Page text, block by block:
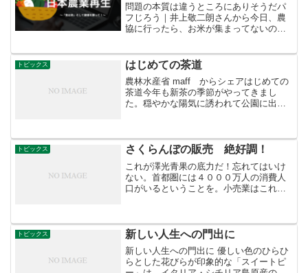
問題の本質は違うところにありそうだパ
フじろう｜井上敬二朗さんから今日、農
協に行ったら、お米が集まってないの
と思う🥺
トピックス はじめての茶道
農林水産省 maff からシェアはじめての
茶道今年も新茶の季節がやってきまし
た。穏やかな陽気に誘われて公園に出か
心があっても、ちゃんとした茶道の作法
を知らないせいで...
トピックス さくらんぼの販売 絶好調！
これが澤光青果の底力だ！忘れてはいけ
ない。首都圏には４０００万人の消費人
口がいるということを。小売業はこれで
した。明日...
トピックス 新しい人生への門出に
新しい人生への門出に 優しい色のひらひ
らとした花びらが印象的な「スイートピ